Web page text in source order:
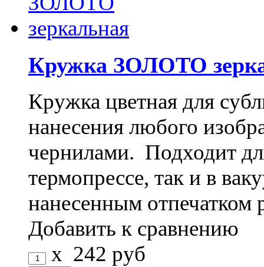
Кружка ЗОЛОТО
Кружка цветная для
нанесения любого
чернилами. Подходит
термопрессе, так и в
нанесенным
Добавить к сравнению
x 242 руб